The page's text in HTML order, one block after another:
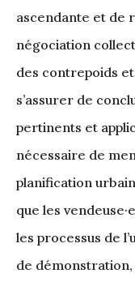
ascendante et de
négociation
des contrepoids
s’assurer de
pertinents et
nécessaire de
planification
que les
les processus de
de démonstration,